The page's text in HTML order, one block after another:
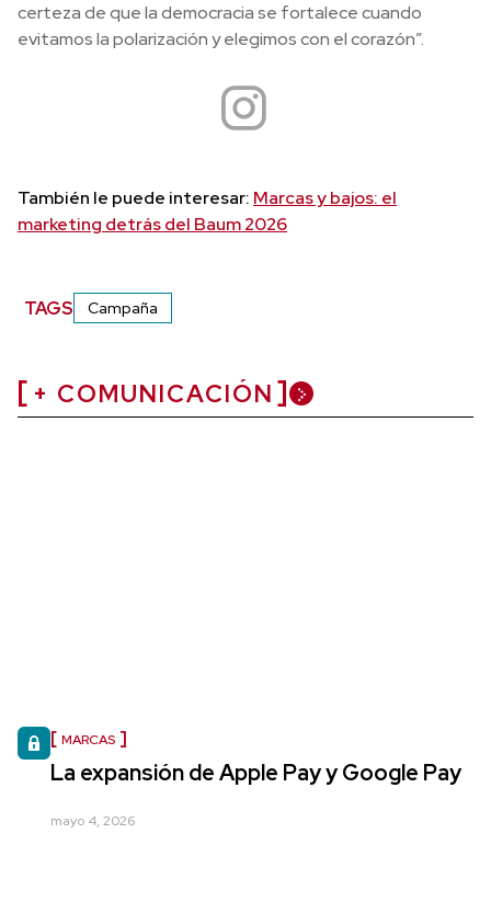
certeza de que la democracia se fortalece cuando
evitamos la polarización y elegimos con el corazón”.
También le puede interesar: Marcas y bajos: el
marketing detrás del Baum 2026
TAGS Campaña
+ COMUNICACIÓN
MARCAS
La expansión de Apple Pay y Google Pay
mayo 4, 2026